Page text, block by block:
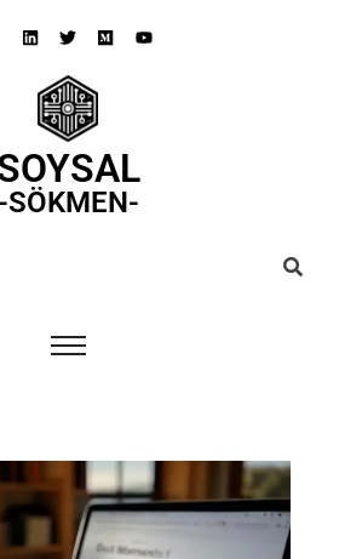
-SÖKMEN-